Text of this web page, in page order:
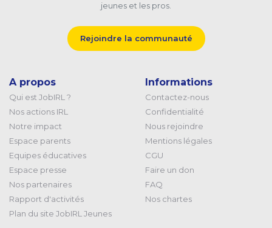
jeunes et les pros.
Rejoindre la communauté
A propos
Qui est JobIRL ?
Nos actions IRL
Notre impact
Espace parents
Equipes éducatives
Espace presse
Nos partenaires
Rapport d'activités
Plan du site JobIRL Jeunes
Informations
Contactez-nous
Confidentialité
Nous rejoindre
Mentions légales
CGU
Faire un don
FAQ
Nos chartes